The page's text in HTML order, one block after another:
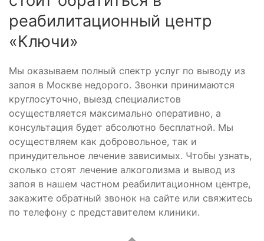
реабилитационный центр
«Ключи»
Мы оказываем полный спектр услуг по выводу из
запоя в Москве недорого. Звонки принимаются
круглосуточно, выезд специалистов
осуществляется максимально оперативно, а
консультация будет абсолютно бесплатной. Мы
осуществляем как добровольное, так и
принудительное лечение зависимых. Чтобы узнать,
сколько стоят лечение алкоголизма и вывод из
запоя в нашем частном реабилитационном центре,
закажите обратный звонок на сайте или свяжитесь
по телефону с представителем клиники.